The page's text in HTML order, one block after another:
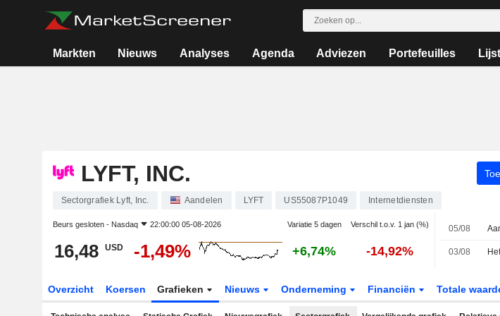
Markten Nieuws Analyses Agenda Adviezen Portefeuilles
LYFT, INC.
Sectorgrafiek Lyft, Inc. Aandelen LYFT US55087P1049 Internetdiensten
Beurs gesloten - Nasdaq 22:00:00 05-08-2026 Variatie 5 dagen Verschil t.o.v. 1 jan (%)
16,48 USD -1,49% +6,74% -14,92%
05/08
03/08
Overzicht Koersen Grafieken Nieuws Onderneming Financiën Totale